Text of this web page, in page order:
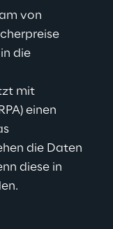
von
die
mit
einen
die Daten
diese in